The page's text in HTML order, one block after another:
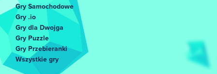
Gry Samochodowe
Gry .io
Gry dla Dwojga
Gry Puzzle
Gry Przebieranki
Wszystkie gry